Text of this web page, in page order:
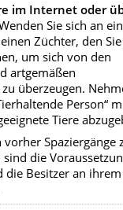
im Internet oder
Sie sich an ein
Züchter, den Sie
um sich von den
artgemäßen
überzeugen.
Person“
Tiere
Spaziergänge
die
die Besitzer an ihrem